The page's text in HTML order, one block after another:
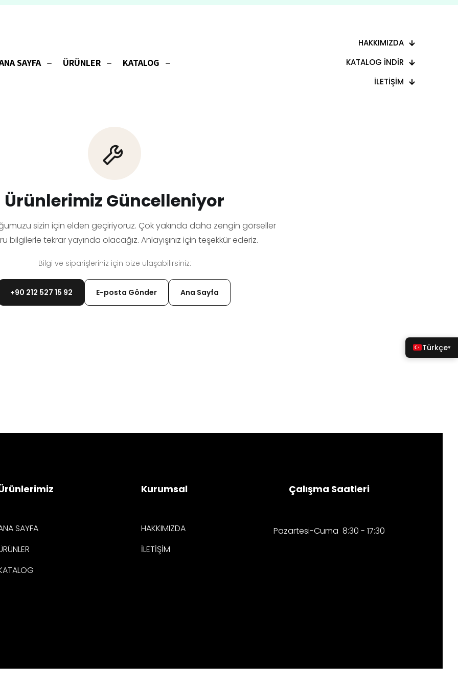
SAYFA ÜRÜNLER KATALOG
HAKKIMIZDA
KATALOG İNDİR
İLETİŞİM
Ürünlerimiz Güncelleniyor
sizin için elden geçiriyoruz. Çok yakında daha zengin görseller
bilgilerle tekrar yayında olacağız. Anlayışınız için teşekkür ederiz.
Bilgi ve siparişleriniz için bize ulaşabilirsiniz:
+90 212 527 15 92 E-posta Gönder Ana Sayfa
SAYFA
Kurumsal
HAKKIMIZDA
İLETİŞİM
Çalışma Saatleri
Pazartesi-Cuma 8:30 - 17:30​​
Türkçe▾